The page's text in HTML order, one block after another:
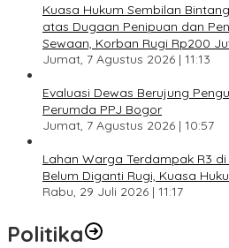
Kuasa Hukum Sembilan
atas Dugaan Penipuan dan
Sewaan, Korban Rugi Rp200
Jumat, 7 Agustus 2026 | 11:13
Evaluasi Dewas Berujung
Perumda PPJ Bogor
Jumat, 7 Agustus 2026 | 10:57
Lahan Warga Terdampak R3
Belum Diganti Rugi, Kuasa
Rabu, 29 Juli 2026 | 11:17
Politika